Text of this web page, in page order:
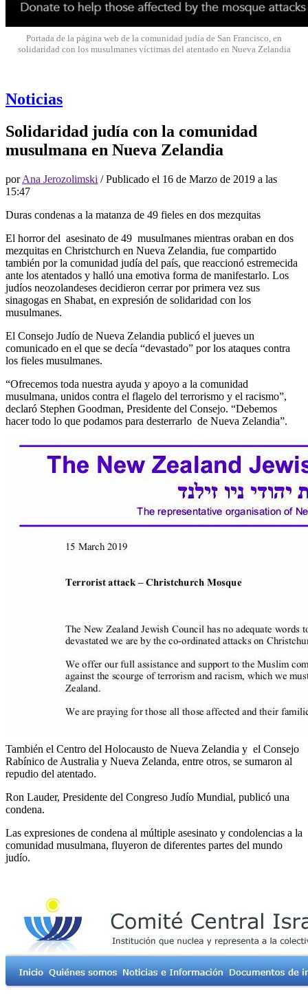
Portada de la página web de la comunidad judía de San Francisco, en
solidaridad con los musulmanes víctimas del atentado en Nueva Zelandia
Noticias
Solidaridad judía con la comunidad
musulmana en Nueva Zelandia
porAna Jerozolimski / Publicado el 16 de Marzo de 2019 a las
15:47
Duras condenas a la matanza de 49 fieles en dos mezquitas
El horror del asesinato de 49 musulmanes mientras oraban en dos
mezquitas en Christchurch en Nueva Zelandia, fue compartido
también por la comunidad judía del país, que reaccionó estremecida
ante los atentados y halló una emotiva forma de manifestarlo. Los
judíos neozolandeses decidieron cerrar por primera vez sus
sinagogas en Shabat, en expresión de solidaridad con los
musulmanes.
El Consejo Judío de Nueva Zelandia publicó el jueves un
comunicado en el que se decía “devastado” por los ataques contra
los fieles musulmanes.
“Ofrecemos toda nuestra ayuda y apoyo a la comunidad
musulmana, unidos contra el flagelo del terrorismo y el racismo”,
declaró Stephen Goodman, Presidente del Consejo. “Debemos
hacer todo lo que podamos para desterrarlo de Nueva Zelandia”.
También el Centro del Holocausto de Nueva Zelandia y el Consejo
Rabínico de Australia y Nueva Zelanda, entre otros, se sumaron al
repudio del atentado.
Ron Lauder, Presidente del Congreso Judío Mundial, publicó una
condena.
Las expresiones de condena al múltiple asesinato y condolencias a la
comunidad musulmana, fluyeron de diferentes partes del mundo
judío.